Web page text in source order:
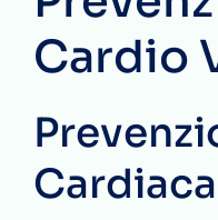
Cardio
Cardiaca